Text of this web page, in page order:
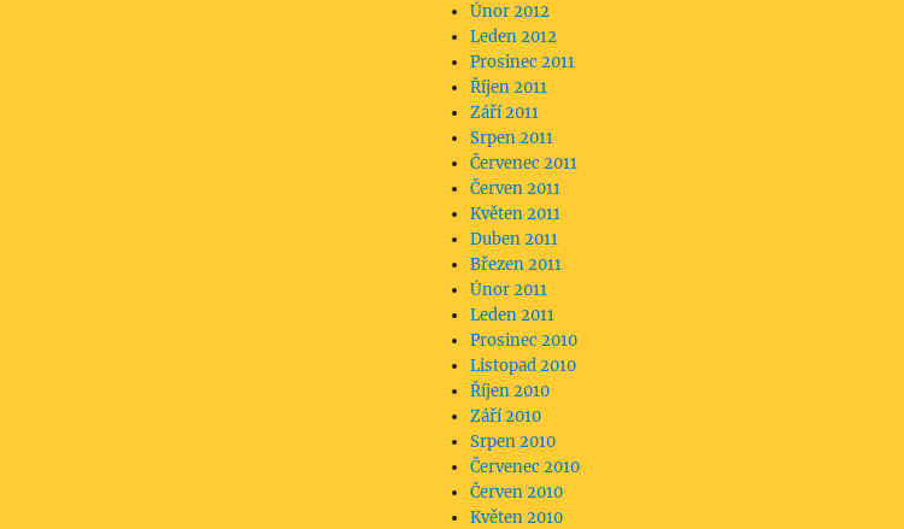
Únor 2012
Leden 2012
Prosinec 2011
Říjen 2011
Září 2011
Srpen 2011
Červenec 2011
Červen 2011
Květen 2011
Duben 2011
Březen 2011
Únor 2011
Leden 2011
Prosinec 2010
Listopad 2010
Říjen 2010
Září 2010
Srpen 2010
Červenec 2010
Červen 2010
Květen 2010